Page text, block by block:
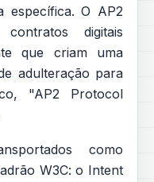
específica. O AP2
digitais
que criam uma
adulteração para
"AP2 Protocol
como
W3C: o Intent